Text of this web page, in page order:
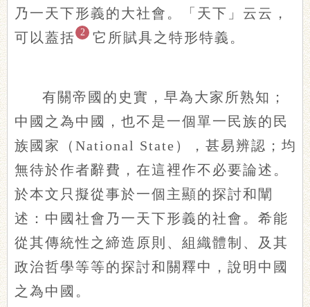
乃一天下形義的大社會。「天下」云云，
可以蓋括 2 它所賦具之特形特義。
有關帝國的史實，早為大家所熟知；
中國之為中國，也不是一個單一民族的民
族國家（National State），甚易辨認；均
無待於作者辭費，在這裡作不必要論述。
於本文只擬從事於一個主顯的探討和闡
述：中國社會乃一天下形義的社會。希能
從其傳統性之締造原則、組織體制、及其
政治哲學等等的探討和關釋中，說明中國
之為中國。